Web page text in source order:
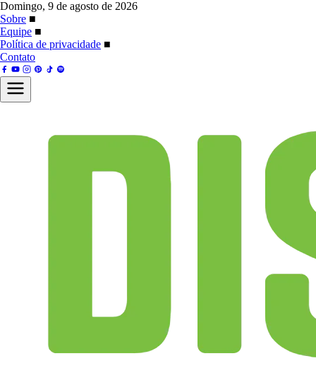
Domingo, 9 de agosto de 2026
Sobre ■
Equipe ■
Política de privacidade ■
Contato